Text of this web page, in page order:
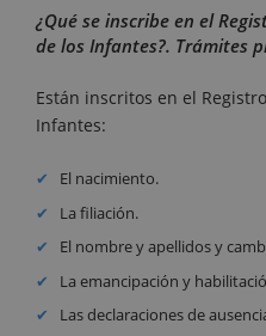
¿Qué se inscribe en el
de los Infantes?. Trámites
Están inscritos en el
Infantes:
El nacimiento.
La filiación.
El nombre y apellidos y
La emancipación y
Las declaraciones de